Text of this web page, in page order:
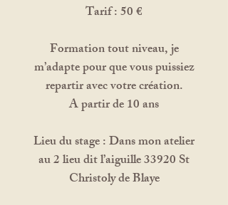
Tarif : 50 €
Formation tout niveau, je
m’adapte pour que vous puissiez
repartir avec votre création.
A partir de 10 ans
Lieu du stage : Dans mon atelier
au 2 lieu dit l’aiguille 33920 St
Christoly de Blaye